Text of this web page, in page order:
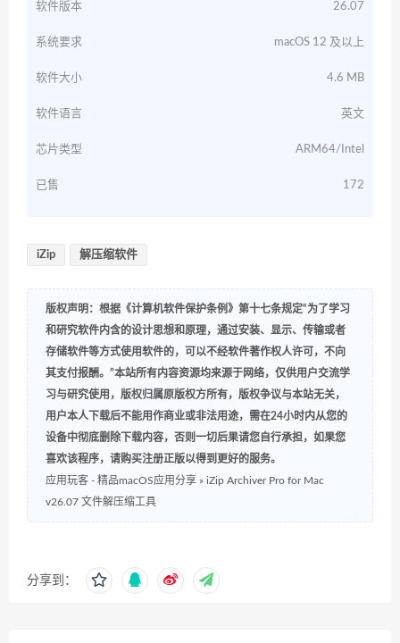
软件版本 26.07
系统要求 macOS 12 及以上
软件大小 4.6 MB
软件语言 英文
芯片类型 ARM64/Intel
已售 172
iZip 解压缩软件
版权声明：根据《计算机软件保护条例》第十七条规定“为了学习
和研究软件内含的设计思想和原理，通过安装、显示、传输或者
存储软件等方式使用软件的，可以不经软件著作权人许可，不向
其支付报酬。”本站所有内容资源均来源于网络，仅供用户交流学
习与研究使用，版权归属原版权方所有，版权争议与本站无关，
用户本人下载后不能用作商业或非法用途，需在24小时内从您的
设备中彻底删除下载内容，否则一切后果请您自行承担，如果您
喜欢该程序，请购买注册正版以得到更好的服务。
应用玩客 - 精品macOS应用分享 » iZip Archiver Pro for Mac
v26.07 文件解压缩工具
分享到：